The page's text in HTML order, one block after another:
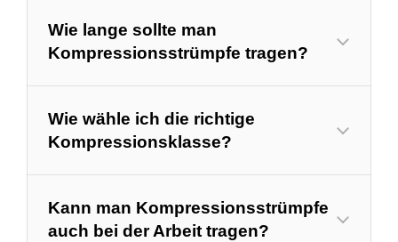
Wie lange sollte man
Kompressionsstrümpfe tragen?
Wie wähle ich die richtige
Kompressionsklasse?
Kann man Kompressionsstrümpfe
auch bei der Arbeit tragen?